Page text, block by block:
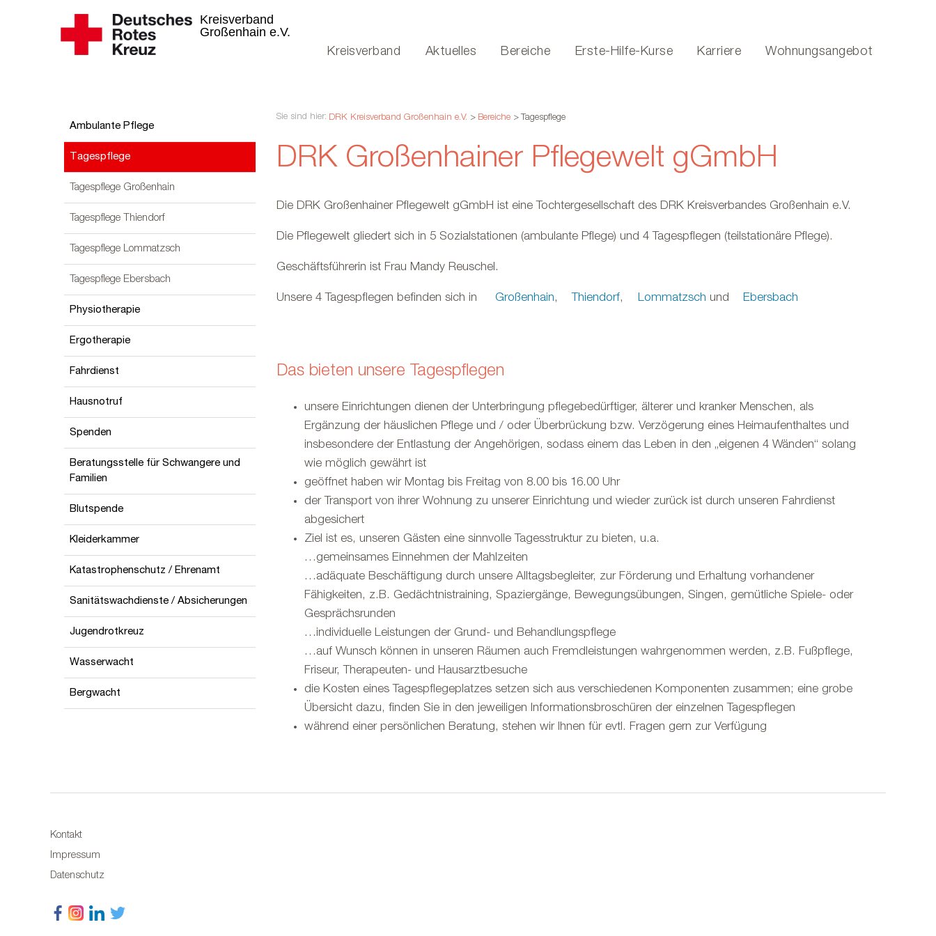
Kreisverband Aktuelles Bereiche Erste-Hilfe-Kurse Karriere Wohnungsangebot
Kreisverband
Großenhain e.V.
Ambulante Pflege
Tagespflege
Tagespflege Großenhain
Tagespflege Thiendorf
Tagespflege Lommatzsch
Tagespflege Ebersbach
Physiotherapie
Ergotherapie
Fahrdienst
Hausnotruf
Spenden
Beratungsstelle für Schwangere und
Familien
Blutspende
Kleiderkammer
Katastrophenschutz / Ehrenamt
Sanitätswachdienste / Absicherungen
Jugendrotkreuz
Wasserwacht
Bergwacht
Sie sind hier: DRK Kreisverband Großenhain e.V. > Bereiche > Tagespflege
DRK Großenhainer Pflegewelt gGmbH
Die DRK Großenhainer Pflegewelt gGmbH ist eine Tochtergesellschaft des DRK Kreisverbandes Großenhain e.V.
Die Pflegewelt gliedert sich in 5 Sozialstationen (ambulante Pflege) und 4 Tagespflegen (teilstationäre Pflege).
Geschäftsführerin ist Frau Mandy Reuschel.
Unsere 4 Tagespflegen befinden sich in Großenhain, Thiendorf, Lommatzsch und Ebersbach
Das bieten unsere Tagespflegen
unsere Einrichtungen dienen der Unterbringung pflegebedürftiger, älterer und kranker Menschen, als
Ergänzung der häuslichen Pflege und / oder Überbrückung bzw. Verzögerung eines Heimaufenthaltes und
insbesondere der Entlastung der Angehörigen, sodass einem das Leben in den „eigenen 4 Wänden“ solang
wie möglich gewährt ist
geöffnet haben wir Montag bis Freitag von 8.00 bis 16.00 Uhr
der Transport von ihrer Wohnung zu unserer Einrichtung und wieder zurück ist durch unseren Fahrdienst
abgesichert
Ziel ist es, unseren Gästen eine sinnvolle Tagesstruktur zu bieten, u.a.
…gemeinsames Einnehmen der Mahlzeiten
…adäquate Beschäftigung durch unsere Alltagsbegleiter, zur Förderung und Erhaltung vorhandener
Fähigkeiten, z.B. Gedächtnistraining, Spaziergänge, Bewegungsübungen, Singen, gemütliche Spiele- oder
Gesprächsrunden
…individuelle Leistungen der Grund- und Behandlungspflege
…auf Wunsch können in unseren Räumen auch Fremdleistungen wahrgenommen werden, z.B. Fußpflege,
Friseur, Therapeuten- und Hausarztbesuche
die Kosten eines Tagespflegeplatzes setzen sich aus verschiedenen Komponenten zusammen; eine grobe
Übersicht dazu, finden Sie in den jeweiligen Informationsbroschüren der einzelnen Tagespflegen
während einer persönlichen Beratung, stehen wir Ihnen für evtl. Fragen gern zur Verfügung
Kontakt
Impressum
Datenschutz